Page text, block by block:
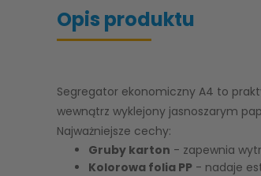
Opis produktu
Segregator ekonomiczny A4 to
wewnątrz wyklejony jasnoszarym
Najważniejsze cechy:
Gruby karton - zapewnia
Kolorowa folia PP - nadaje